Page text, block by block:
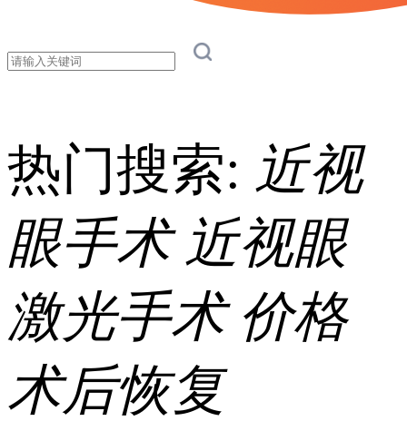
热门搜索: 近视
眼手术 近视眼
激光手术 价格
术后恢复